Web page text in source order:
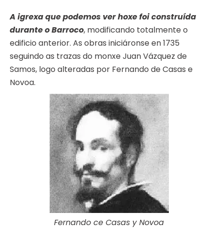
A igrexa que podemos ver hoxe foi construída
durante o Barroco, modificando totalmente o
edificio anterior. As obras iniciáronse en 1735
seguindo as trazas do monxe Juan Vázquez de
Samos, logo alteradas por Fernando de Casas e
Novoa.
Fernando ce Casas y Novoa